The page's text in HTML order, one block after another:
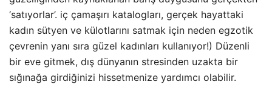
‘satıyorlar’. iç çamaşırı katalogları, gerçek hayattaki
kadın sütyen ve külotlarını satmak için neden egzotik
çevrenin yanı sıra güzel kadınları kullanıyor!) Düzenli
bir eve gitmek, dış dünyanın stresinden uzakta bir
sığınağa girdiğinizi hissetmenize yardımcı olabilir.